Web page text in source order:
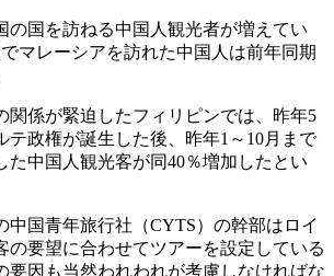
の国を訪ねる中国人観光者が増えてい
マレーシアを訪れた中国人は前年同期
関係が緊迫したフィリピンでは、昨年5
テ政権が誕生した後、昨年1～10月まで
た中国人観光客が同40％増加したとい
中国青年旅行社（CYTS）の幹部はロイ
の要望に合わせてツアーを設定している
要因も当然われわれが考慮しなければな